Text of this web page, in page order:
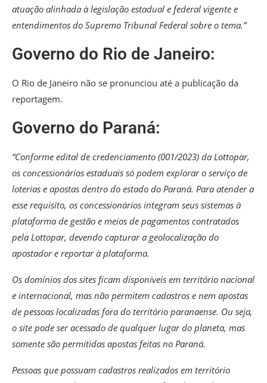
atuação alinhada à legislação estadual e federal vigente e
entendimentos do Supremo Tribunal Federal sobre o tema.”
Governo do Rio de Janeiro:
O Rio de Janeiro não se pronunciou até a publicação da
reportagem.
Governo do Paraná:
“Conforme edital de credenciamento (001/2023) da Lottopar,
os concessionários estaduais só podem explorar o serviço de
loterias e apostas dentro do estado do Paraná. Para atender a
esse requisito, os concessionários integram seus sistemas à
plataforma de gestão e meios de pagamentos contratados
pela Lottopar, devendo capturar a geolocalização do
apostador e reportar à plataforma.
Os domínios dos sites ficam disponíveis em território nacional
e internacional, mas não permitem cadastros e nem apostas
de pessoas localizadas fora do território paranaense. Ou seja,
o site pode ser acessado de qualquer lugar do planeta, mas
somente são permitidas apostas feitas no Paraná.
Pessoas que possuam cadastros realizados em território